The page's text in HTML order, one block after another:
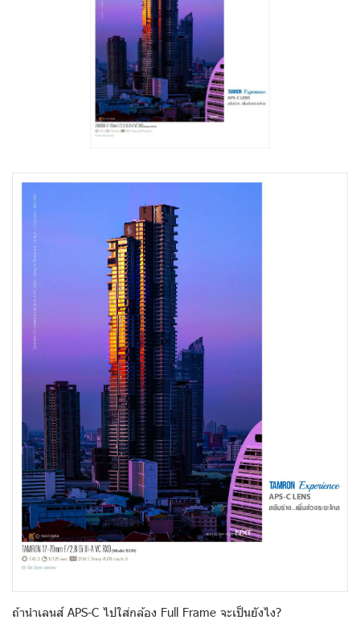
ถ้านำเลนส์ APS-C ไปใส่กล้อง Full Frame จะเป็นยังไง?